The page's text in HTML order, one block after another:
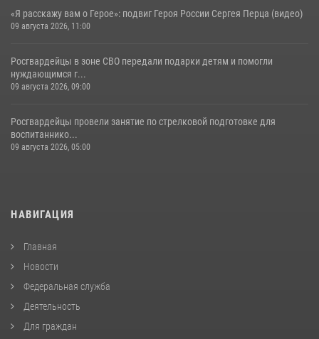
«Я расскажу вам о Герое»: подвиг Героя России Сергея Перца (видео)
09 августа 2026, 11:00
Росгвардейцы в зоне СВО передали подарки детям и помогли
нуждающимся г...
09 августа 2026, 09:00
Росгвардейцы провели занятие по стрелковой подготовке для
воспитаннико...
09 августа 2026, 05:00
НАВИГАЦИЯ
Главная
Новости
Федеральная служба
Деятельность
Для граждан